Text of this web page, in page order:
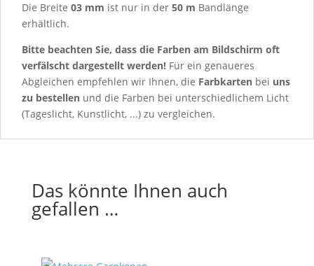
Die Breite 03 mm ist nur in der 50 m Bandlänge
erhältlich.
Bitte beachten Sie, dass die Farben am Bildschirm oft
verfälscht dargestellt werden! Für ein genaueres
Abgleichen empfehlen wir Ihnen, die Farbkarten bei uns
zu bestellen und die Farben bei unterschiedlichem Licht
(Tageslicht, Kunstlicht, ...) zu vergleichen.
Das könnte Ihnen auch
gefallen …